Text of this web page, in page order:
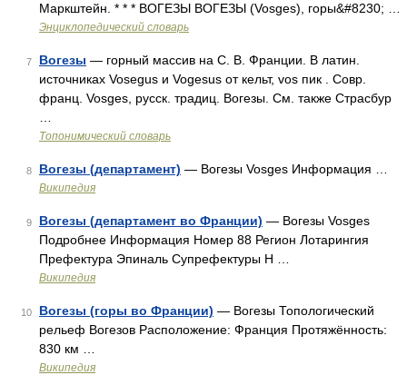
Маркштейн. * * * ВОГЕЗЫ ВОГЕЗЫ (Vosges), горы&#8230; …
Энциклопедический словарь
7 Вогезы — горный массив на С. В. Франции. В латин.
источниках Vosegus и Vogesus от кельт, vos пик . Совр.
франц. Vosges, русск. традиц. Вогезы. См. также Страсбур
Топонимический словарь
8 Вогезы (департамент) — Вогезы Vosges Информация …
Википедия
9 Вогезы (департамент во Франции) — Вогезы Vosges
Подробнее Информация Номер 88 Регион Лотарингия
Префектура Эпиналь Супрефектуры Н …
Википедия
10 Вогезы (горы во Франции) — Вогезы Топологический
рельеф Вогезов Расположение: Франция Протяжённость:
830 км …
Википедия